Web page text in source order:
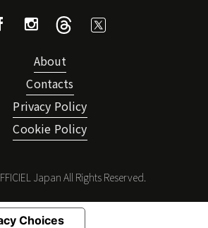
About
Contacts
Privacy Policy
Cookie Policy
Japan All Rights Reserved.
Choices